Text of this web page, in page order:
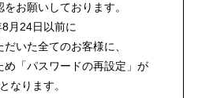
お願いしております。
月24日以前に
いた全てのお客様に、
め「パスワードの再設定」が
なります。